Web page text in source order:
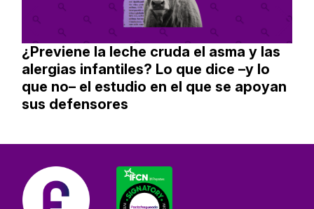
¿Previene la leche cruda el asma y las
alergias infantiles? Lo que dice –y lo
que no– el estudio en el que se apoyan
sus defensores